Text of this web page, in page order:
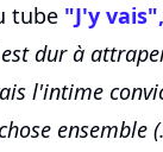
tube "J'y
dur à
l'intime
ensemble